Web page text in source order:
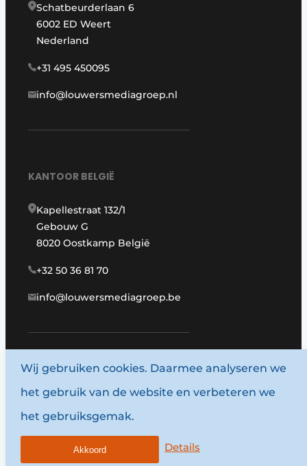
Schatbeurderlaan 6
6002 ED Weert
Nederland
+31 495 450095
info@louwersmediagroep.nl
KANTOOR BELGIË
Kapellestraat 132/1
Gebouw G
8020 Oostkamp België
+32 50 36 81 70
info@louwersmediagroep.be
www.louwersmediagroep.com
© 1987 - 2026 Louwersmediagroep.
Algemene voorwaarden
Wij gebruiken cookies. Daarmee analyseren we
het gebruik van de website en verbeteren we
het gebruiksgemak.
Details
Akkoord